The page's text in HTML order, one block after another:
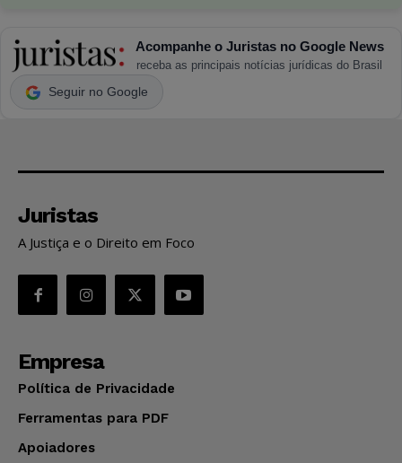
Acompanhe o Juristas no Google News
receba as principais notícias jurídicas do Brasil
Seguir no Google
Juristas
A Justiça e o Direito em Foco
Empresa
Política de Privacidade
Ferramentas para PDF
Apoiadores